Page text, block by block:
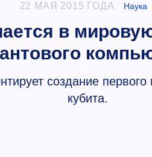
22 МАЯ 2015 ГОДА Наука
в
создание
кубита.